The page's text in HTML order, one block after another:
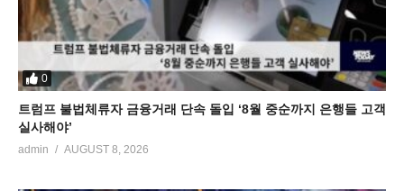
0
트럼프 불법체류자 금융거래 단속 돌입 ‘8월 중순까지 은행들 고객
실사해야’
admin AUGUST 8, 2026